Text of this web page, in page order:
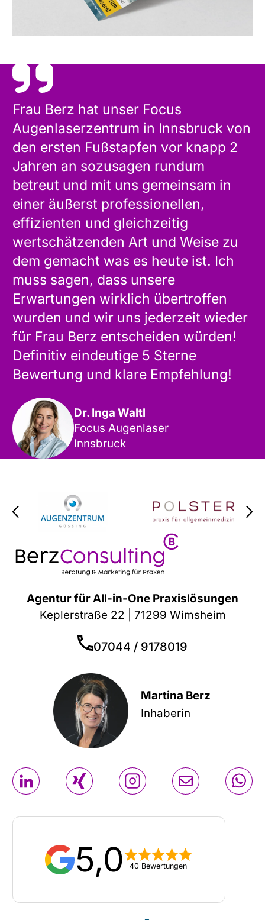
Frau Berz hat unser Focus
Augenlaserzentrum in Innsbruck von
den ersten Fußstapfen vor knapp 2
Jahren an sozusagen rundum
betreut und mit uns gemeinsam in
einer äußerst professionellen,
effizienten und gleichzeitig
wertschätzenden Art und Weise zu
dem gemacht was es heute ist. Ich
muss sagen, dass unsere
Erwartungen wirklich übertroffen
wurden und wir uns jederzeit wieder
für Frau Berz entscheiden würden!
Definitiv eindeutige 5 Sterne
Bewertung und klare Empfehlung!
Dr. Inga Waltl
Focus Augenlaser
Innsbruck
Agentur für All-in-One Praxislösungen
Keplerstraße 22 | 71299 Wimsheim
07044 / 9178019
Martina Berz
Inhaberin
5,0 40 Bewertungen